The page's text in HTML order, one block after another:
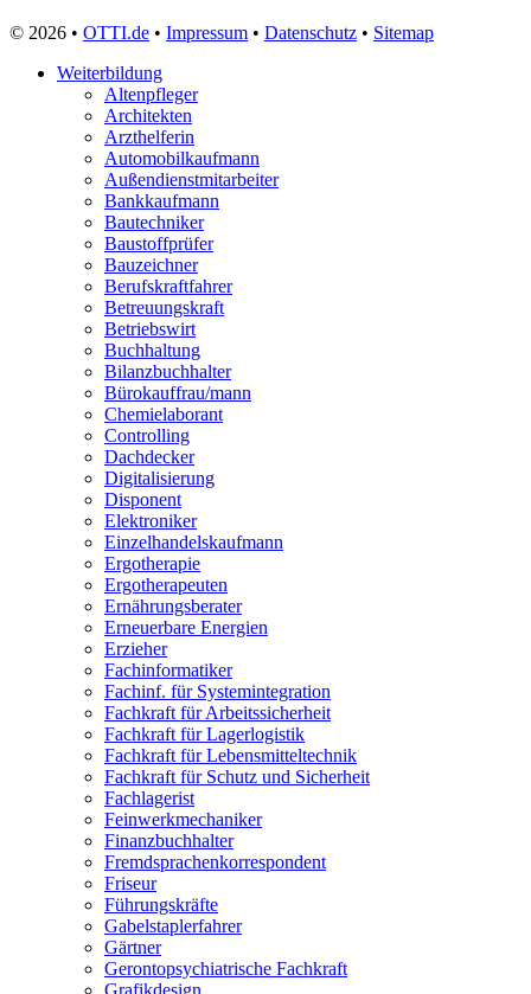
Zweiradmechaniker
© 2026 • OTTI.de • Impressum • Datenschutz • Sitemap
Weiterbildung
Altenpfleger
Architekten
Arzthelferin
Automobilkaufmann
Außendienstmitarbeiter
Bankkaufmann
Bautechniker
Baustoffprüfer
Bauzeichner
Berufskraftfahrer
Betreuungskraft
Betriebswirt
Buchhaltung
Bilanzbuchhalter
Bürokauffrau/mann
Chemielaborant
Controlling
Dachdecker
Digitalisierung
Disponent
Elektroniker
Einzelhandelskaufmann
Ergotherapie
Ergotherapeuten
Ernährungsberater
Erneuerbare Energien
Erzieher
Fachinformatiker
Fachinf. für Systemintegration
Fachkraft für Arbeitssicherheit
Fachkraft für Lagerlogistik
Fachkraft für Lebensmitteltechnik
Fachkraft für Schutz und Sicherheit
Fachlagerist
Feinwerkmechaniker
Finanzbuchhalter
Fremdsprachenkorrespondent
Friseur
Führungskräfte
Gabelstaplerfahrer
Gärtner
Gerontopsychiatrische Fachkraft